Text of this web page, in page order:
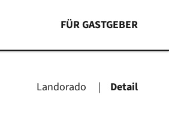
FÜR GASTGEBER
Detail